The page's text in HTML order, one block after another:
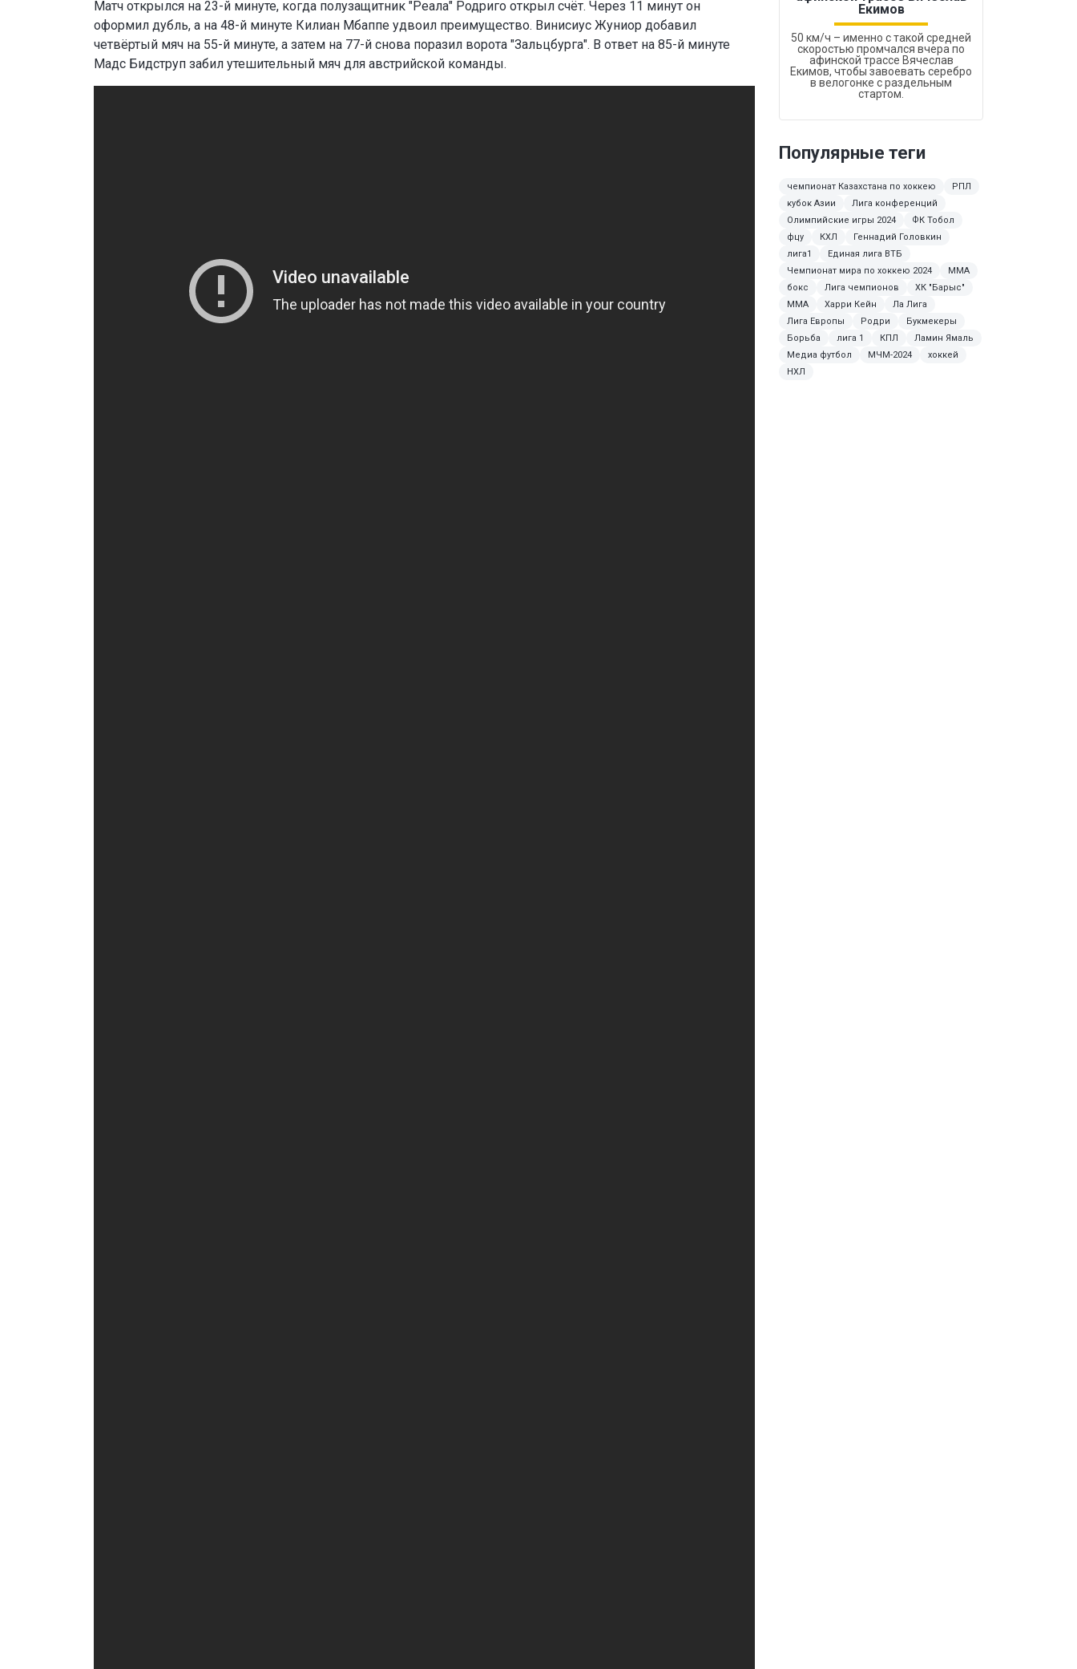
Матч открылся на 23-й минуте, когда полузащитник "Реала" Родриго открыл счёт. Через 11 минут он
оформил дубль, а на 48-й минуте Килиан Мбаппе удвоил преимущество. Винисиус Жуниор добавил
четвёртый мяч на 55-й минуте, а затем на 77-й снова поразил ворота "Зальцбурга". В ответ на 85-й минуте
Мадс Бидструп забил утешительный мяч для австрийской команды.
Екимов
50 км/ч – именно с такой средней
скоростью промчался вчера по
афинской трассе Вячеслав
Екимов, чтобы завоевать серебро
в велогонке с раздельным
стартом.
Популярные теги
чемпионат Казахстана по хоккею
РПЛ
кубок Азии
Лига конференций
Олимпийские игры 2024
ФК Тобол
фцу
КХЛ
Геннадий Головкин
лига1
Единая лига ВТБ
Чемпионат мира по хоккею 2024
MMA
бокс
Лига чемпионов
ХК "Барыс"
ММА
Харри Кейн
Ла Лига
Лига Европы
Родри
Букмекеры
Борьба
лига 1 КПЛ
Ламин Ямаль
Медиа футбол
МЧМ-2024
хоккей
НХЛ